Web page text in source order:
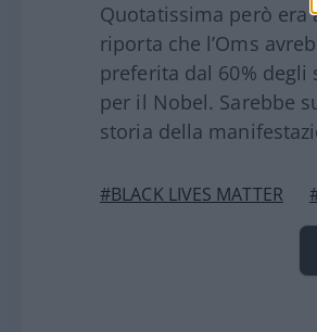
Quotatissima però era
riporta che l’Oms
preferita dal 60%
per il Nobel. Sarebbe
storia della
#BLACK LIVES MATTER